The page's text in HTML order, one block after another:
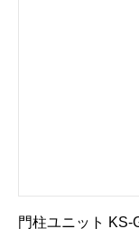
門柱ユニット